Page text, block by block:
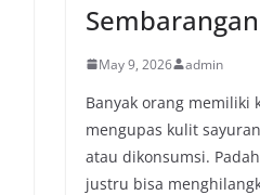
May 9, 2026 admin
Banyak orang memiliki
mengupas kulit
atau dikonsumsi.
justru bisa